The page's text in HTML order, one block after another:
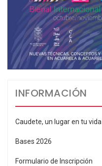
INFORMACIÓN
Caudete, un lugar en tu vida
Bases 2026
Formulario de Inscripción